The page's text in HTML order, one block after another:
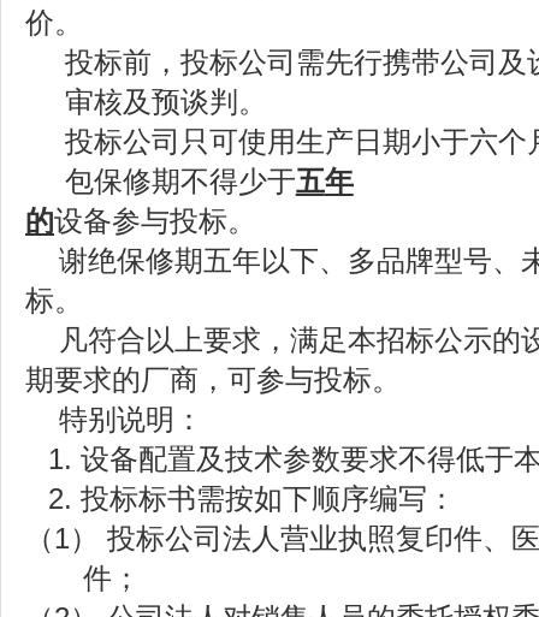
价。
投标前，投标公司需先行携带公司
审核及预谈判。
投标公司只可使用生产日期小于六
包保修期不得少于五年
的设备参与投标。
谢绝保修期五年以下、多品牌型号、
标。
凡符合以上要求，满足本招标公示的
期要求的厂商，可参与投标。
特别说明：
1. 设备配置及技术参数要求不得低于
2. 投标标书需按如下顺序编写：
（1） 投标公司法人营业执照复印件、
件；